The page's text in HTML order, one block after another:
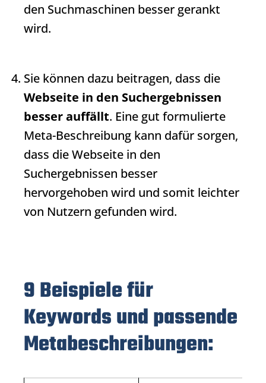
den Suchmaschinen besser gerankt
wird.
Sie können dazu beitragen, dass die
Webseite in den Suchergebnissen
besser auffällt. Eine gut formulierte
Meta-Beschreibung kann dafür sorgen,
dass die Webseite in den
Suchergebnissen besser
hervorgehoben wird und somit leichter
von Nutzern gefunden wird.
9 Beispiele für
Keywords und passende
Metabeschreibungen: